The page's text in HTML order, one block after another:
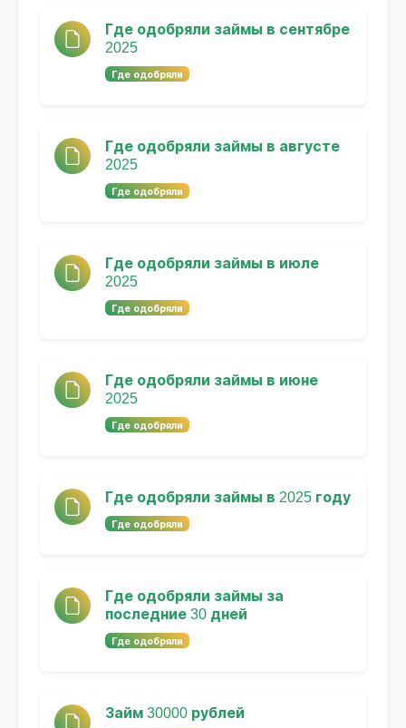
Где одобряли займы в сентябре
2025
Где одобряли
Где одобряли займы в августе
2025
Где одобряли
Где одобряли займы в июле
2025
Где одобряли
Где одобряли займы в июне
2025
Где одобряли
Где одобряли займы в 2025 году
Где одобряли
Где одобряли займы за
последние 30 дней
Где одобряли
Займ 30000 рублей